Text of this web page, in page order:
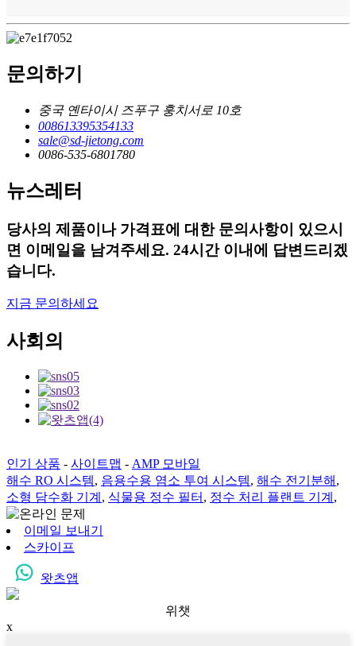
문의하기
중국 옌타이시 즈푸구 훙치서로 10호
008613395354133
sale@sd-jietong.com
0086-535-6801780
뉴스레터
당사의 제품이나 가격표에 대한 문의사항이 있으시
면 이메일을 남겨주세요. 24시간 이내에 답변드리겠
습니다.
지금 문의하세요
사회의
인기 상품 - 사이트맵 - AMP 모바일
해수 RO 시스템, 음용수용 염소 투여 시스템, 해수 전기분해 ,
소형 담수화 기계 , 식물용 정수 필터 , 정수 처리 플랜트 기계 ,
이메일 보내기
스카이프
왓츠앱
위챗
x